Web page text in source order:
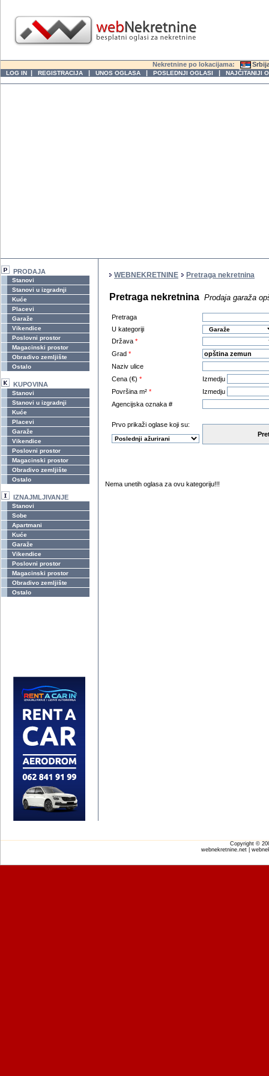
Nekretnine po lokacijama:
LOG IN | REGISTRACIJA | UNOS OGLASA | POSLEDNJI OGLASI | NAJČITANIJI
PRODAJA
Stanovi
Stanovi u izgradnji
Kuće
Placevi
Garaže
Vikendice
Poslovni prostor
Magacinski prostor
Obradivo zemljište
Ostalo
KUPOVINA
Stanovi
Stanovi u izgradnji
Kuće
Placevi
Garaže
Vikendice
Poslovni prostor
Magacinski prostor
Obradivo zemljište
Ostalo
IZNAJMLJIVANJE
Stanovi
Sobe
Apartmani
Kuće
Garaže
Vikendice
Poslovni prostor
Magacinski prostor
Obradivo zemljište
Ostalo
WEBNEKRETNINE Pretraga nekretnina
Pretraga nekretnina Prodaja garaža
Pretraga
U kategoriji
Država *
Grad *
Naziv ulice
Cena (€) *
Izmedju
Površina m² *
Izmedju
Agencijska oznaka #
Prvo prikaži oglase koji su:
Nema unetih oglasa za ovu kategoriju!!!
Copyright ©
webnekretnine.net |